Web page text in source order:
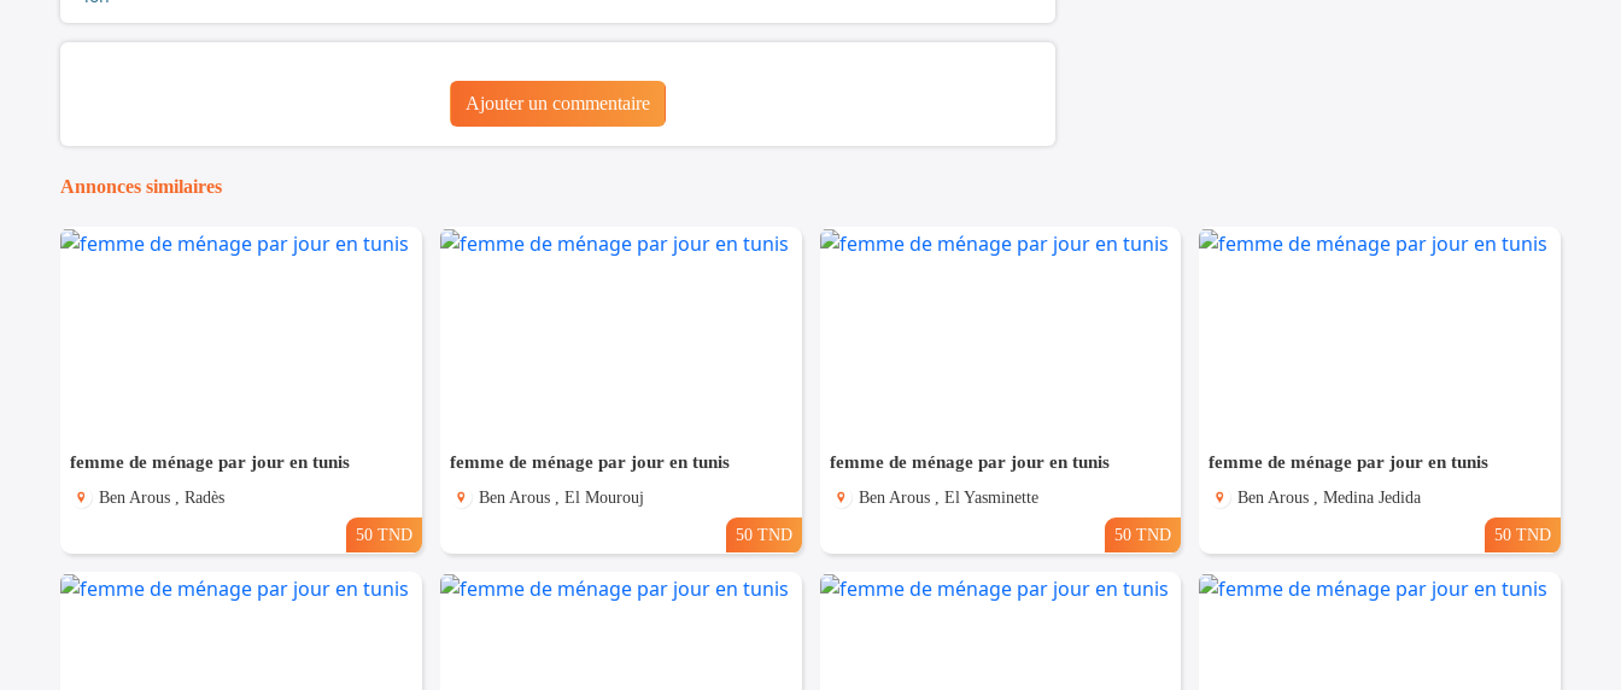
Ajouter un commentaire
Annonces similaires
femme de ménage par jour en tunis
Ben Arous , Radès
50 TND
femme de ménage par jour en tunis
Ben Arous , El Mourouj
50 TND
femme de ménage par jour en tunis
Ben Arous , El Yasminette
50 TND
femme de ménage par jour en tunis
Ben Arous , Medina Jedida
50 TND